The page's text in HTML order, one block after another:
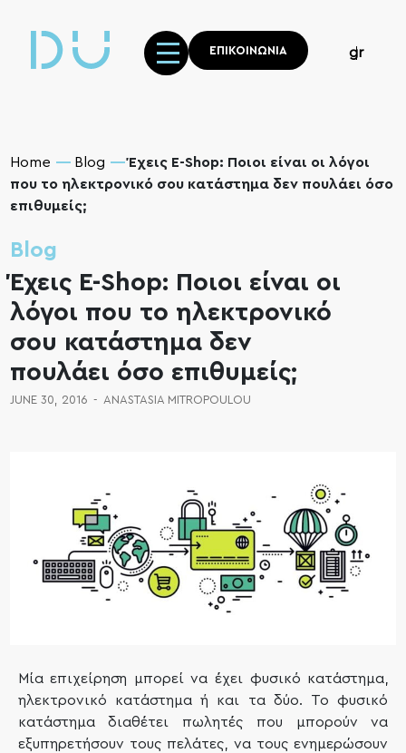
gr
ΕΠΙΚΟΙΝΩΝΙΑ
Home Blog
Έχεις E-Shop: Ποιοι είναι οι λόγοι
που το ηλεκτρονικό σου κατάστημα δεν πουλάει όσο
επιθυμείς;
Blog
Έχεις E-Shop: Ποιοι είναι οι
λόγοι που το ηλεκτρονικό
σου κατάστημα δεν
πουλάει όσο επιθυμείς;
JUNE 30, 2016 - ANASTASIA MITROPOULOU
Μία επιχείρηση μπορεί να έχει φυσικό κατάστημα,
ηλεκτρονικό κατάστημα ή και τα δύο. Το φυσικό
κατάστημα διαθέτει πωλητές που μπορούν να
εξυπηρετήσουν τους πελάτες, να τους ενημερώσουν